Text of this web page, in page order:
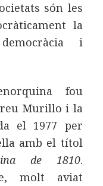
són les
la
i
fou
Murillo i la
el 1977 per
amb el títol
de 1810.
molt aviat